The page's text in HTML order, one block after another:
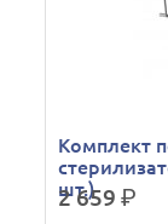
Комплект
шт.)
2 659р.